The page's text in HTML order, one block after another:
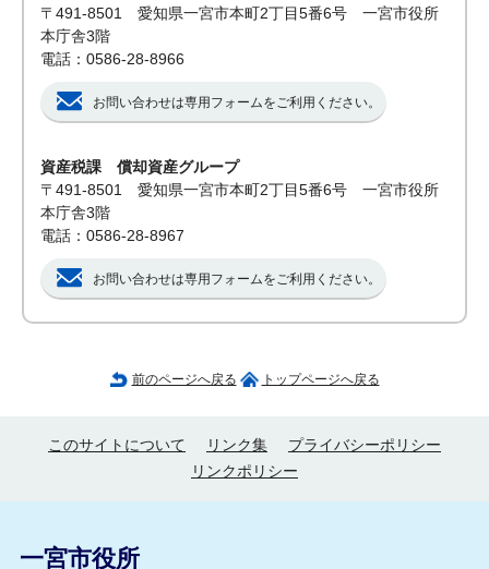
〒491-8501 愛知県一宮市本町2丁目5番6号 一宮市役所
本庁舎3階
電話：0586-28-8966
お問い合わせは専用フォームをご利用ください。
資産税課 償却資産グループ
〒491-8501 愛知県一宮市本町2丁目5番6号 一宮市役所
本庁舎3階
電話：0586-28-8967
お問い合わせは専用フォームをご利用ください。
前のページへ戻る トップページへ戻る
このサイトについて リンク集
プライバシーポリシー
リンクポリシー
一宮市役所